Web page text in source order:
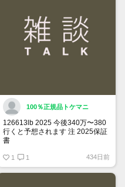
100％正規品トケマニ
126613lb 2025 今後340万〜380
行くと予想されます 注 2025保証
書
2025/ @Watch_Monster_より
マジ上がる予想しかない
1 1 434日前